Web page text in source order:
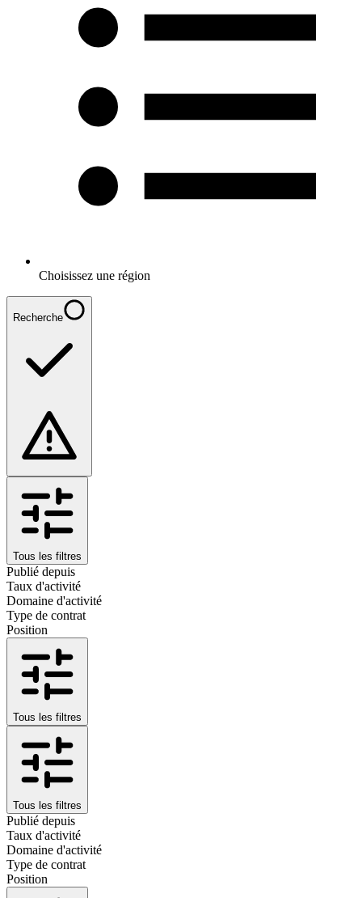
Choisissez une région
Recherche
Tous les filtres
Publié depuis
Taux d'activité
Domaine d'activité
Type de contrat
Position
Tous les filtres
Tous les filtres
Publié depuis
Taux d'activité
Domaine d'activité
Type de contrat
Position